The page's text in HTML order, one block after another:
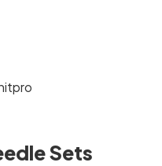
Sets